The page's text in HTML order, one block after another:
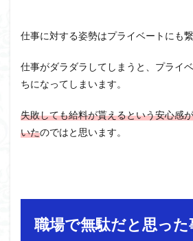
仕事に対する姿勢はプライベートにも繋
仕事がダラダラしてしまうと、プライ
ちになってしまいます。
失敗しても給料が貰えるという安心感
いたのではと思います。
職場で無駄だと思った